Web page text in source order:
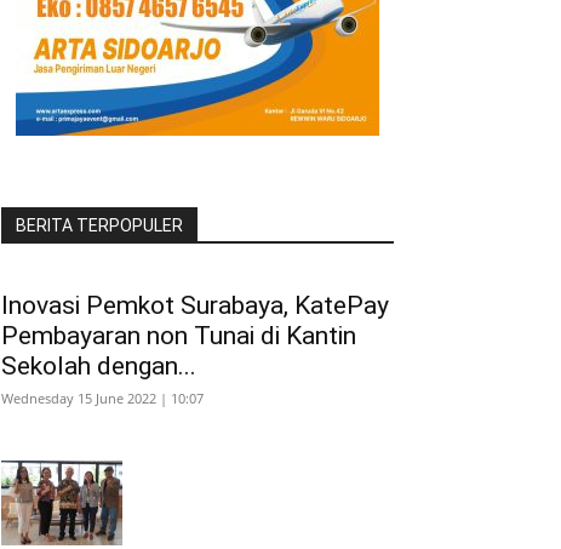
BERITA TERPOPULER
Inovasi Pemkot Surabaya, KatePay
Pembayaran non Tunai di Kantin
Sekolah dengan...
Wednesday 15 June 2022 | 10:07